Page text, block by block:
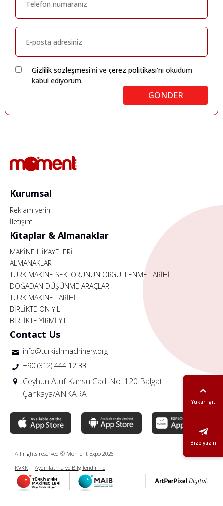
Gizlilik sözleşmesi'ni ve çerez politikası'nı okudum
kabul ediyorum.
GÖNDER
Yukarı git
Bize yazın
Kurumsal
Reklam verin
İletişim
Kitaplar & Almanaklar
MAKİNE HİKAYELERİ
ALMANAKLAR
TÜRK MAKİNE SEKTÖRÜNÜN ÖRGÜTLENME TARİHİ
DOĞADAN DÜŞÜNME ARAÇLARI
TÜRK MAKİNE TARİHİ
BİRLİKTE ON YIL
BİRLİKTE YİRMİ YIL
Contact Us
info@turkishmachinery.org
+90 (312) 444 12 33
Ceyhun Atuf Kansu Cad. No: 120 Balgat
Çankaya/ANKARA
All rights reserved © Moment Expo 2026
KVKK
Aydınlatma ve Bilgilendirme